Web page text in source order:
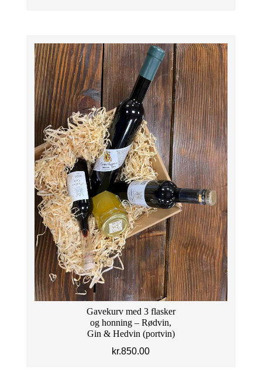
Gavekurv med 3 flasker
og honning – Rødvin,
Gin & Hedvin (portvin)
kr.850.00